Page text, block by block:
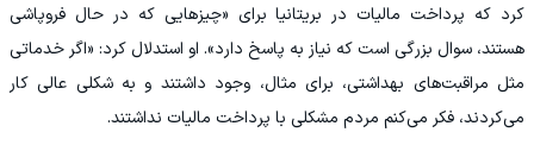
کرد که پرداخت مالیات در بریتانیا برای «چیزهایی که در حال فروپاشی
هستند، سوال بزرگی است که نیاز به پاسخ دارد». او استدلال کرد: «اگر خدماتی
مثل مراقبت‌های بهداشتی، برای مثال، وجود داشتند و به شکلی عالی کار
می‌کردند، فکر می‌کنم مردم مشکلی با پرداخت مالیات نداشتند.